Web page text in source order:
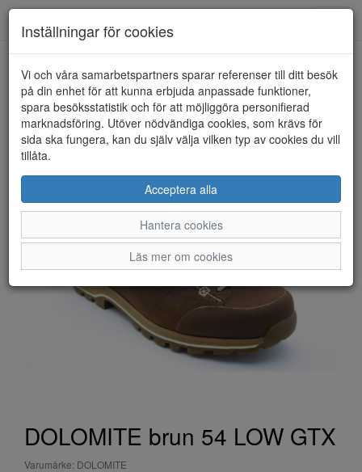
HEM DOLOMITE
DOLOMITE brun 54 LOW GTX
Varumärke: DOLOMITE
Inställningar för cookies
Vi och våra samarbetspartners sparar referenser till ditt besök
på din enhet för att kunna erbjuda anpassade funktioner,
spara besöksstatistik och för att möjliggöra personifierad
marknadsföring. Utöver nödvändiga cookies, som krävs för
sida ska fungera, kan du själv välja vilken typ av cookies du vill
tillåta.
Acceptera alla
Hantera cookies
Läs mer om cookies